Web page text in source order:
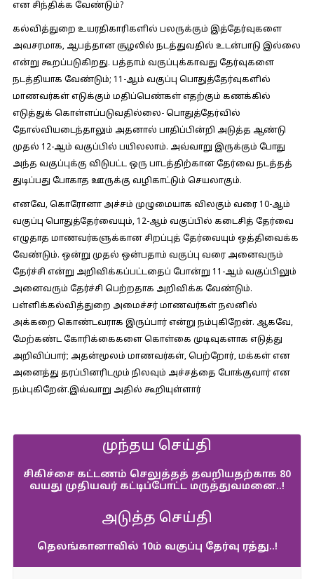
என சிந்திக்க வேண்டும்?
கல்வித்துறை உயரதிகாரிகளில் பலருக்கும் இத்தேர்வுகளை
அவசரமாக, ஆபத்தான சூழலில் நடத்துவதில் உடன்பாடு இல்லை
என்று கூறப்படுகிறது. பத்தாம் வகுப்புக்காவது தேர்வுகளை
நடத்தியாக வேண்டும்; 11-ஆம் வகுப்பு பொதுத்தேர்வுகளில்
மாணவர்கள் எடுக்கும் மதிப்பெண்கள் எதற்கும் கணக்கில்
எடுத்துக் கொள்ளப்படுவதில்லை- பொதுத்தேர்வில்
தோல்வியடைந்தாலும் அதனால் பாதிப்பின்றி அடுத்த ஆண்டு
முதல் 12-ஆம் வகுப்பில் பயிலலாம். அவ்வாறு இருக்கும் போது
அந்த வகுப்புக்கு விடுபட்ட ஒரு பாடத்திற்கான தேர்வை நடத்தத்
துடிப்பது போகாத ஊருக்கு வழிகாட்டும் செயலாகும்.
எனவே, கொரோனா அச்சம் முழுமையாக விலகும் வரை 10-ஆம்
வகுப்பு பொதுத்தேர்வையும், 12-ஆம் வகுப்பில் கடைசித் தேர்வை
எழுதாத மாணவர்களுக்கான சிறப்புத் தேர்வையும் ஒத்திவைக்க
வேண்டும். ஒன்று முதல் ஒன்பதாம் வகுப்பு வரை அனைவரும்
தேர்ச்சி என்று அறிவிக்கப்பட்டதைப் போன்று 11-ஆம் வகுப்பிலும்
அனைவரும் தேர்ச்சி பெற்றதாக அறிவிக்க வேண்டும்.
பள்ளிக்கல்வித்துறை அமைச்சர் மாணவர்கள் நலனில்
அக்கறை கொண்டவராக இருப்பார் என்று நம்புகிறேன். ஆகவே,
மேற்கண்ட கோரிக்கைகளை கொள்கை முடிவுகளாக எடுத்து
அறிவிப்பார்; அதன்மூலம் மாணவர்கள், பெற்றோர், மக்கள் என
அனைத்து தரப்பினரிடமும் நிலவும் அச்சத்தை போக்குவார் என
நம்புகிறேன்.இவ்வாறு அதில் கூறியுள்ளார்
முந்தய செய்தி
சிகிச்சை கட்டணம் செலுத்தத் தவறியதற்காக 80
வயது முதியவர் கட்டிப்போட்ட மருத்துவமனை..!
அடுத்த செய்தி
தெலங்கானாவில் 10ம் வகுப்பு தேர்வு ரத்து..!